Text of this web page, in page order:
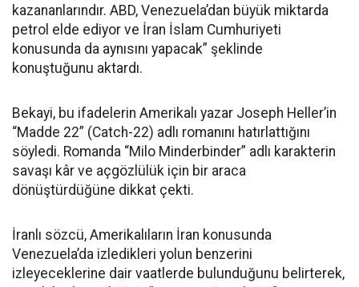
kazananlarındır. ABD, Venezuela’dan büyük miktarda
petrol elde ediyor ve İran İslam Cumhuriyeti
konusunda da aynısını yapacak” şeklinde
konuştuğunu aktardı.
Bekayi, bu ifadelerin Amerikalı yazar Joseph Heller’in
“Madde 22” (Catch-22) adlı romanını hatırlattığını
söyledi. Romanda “Milo Minderbinder” adlı karakterin
savaşı kâr ve açgözlülük için bir araca
dönüştürdüğüne dikkat çekti.
İranlı sözcü, Amerikalıların İran konusunda
Venezuela’da izledikleri yolun benzerini
izleyeceklerine dair vaatlerde bulunduğunu belirterek,